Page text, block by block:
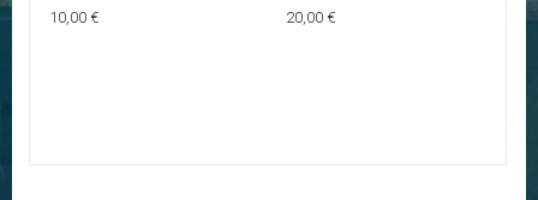
10,00 € 20,00 €